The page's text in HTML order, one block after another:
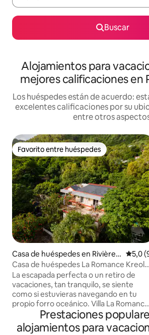
Buscar
Alojamientos para
mejores calificaciones en
Los huéspedes están de acuerdo:
excelentes calificaciones por su
entre otros
Favorito entre huéspedes
Favorito entre huéspedes
Casa de huéspedes en Rivière
Cocos
5,0
Casa de huéspedes La Romance Kreol
(Apartamento entero)
La escapada perfecta o un retiro de
vacaciones, tan tranquilo, se siente
como si estuvieras navegando en tu
propio forro oceánico. Villa La Romance
Kreol es una casa de vacaciones
totalmente equipada y amueblada
cómoda y elegante situada en el
Prestaciones
alojamientos para